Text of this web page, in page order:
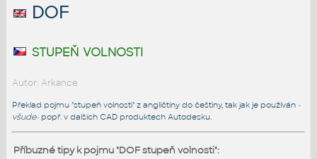
DOF
stupeň volnosti
Autor: Arkance
Překlad pojmu "stupeň volnosti" z angličtiny do češtiny, tak jak je používán -
všude-popř. v dalších CAD produktech Autodesku.
Příbuzné tipy k pojmu "DOF stupeň volnosti":